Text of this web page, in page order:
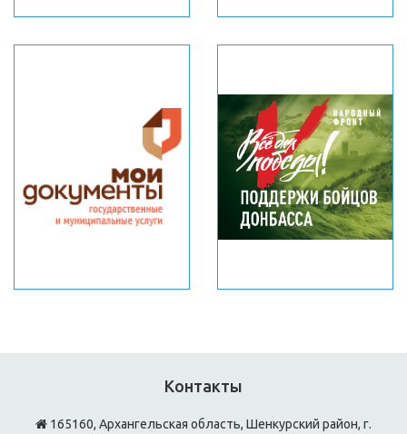
Контакты
165160, Архангельская область, Шенкурский район, г.